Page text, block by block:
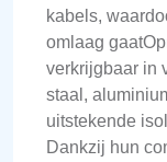
kabels,
omlaag
verkrijgbaar in
staal,
uitstekende
Dankzij hun